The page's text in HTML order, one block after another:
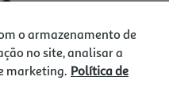
preparação
o armazenamento de
no site, analisar a
marketing. Política de